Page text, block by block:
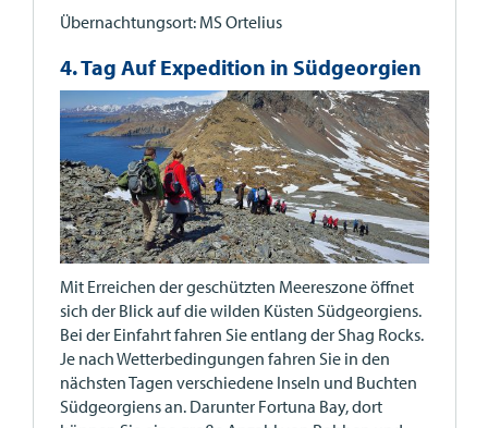
Übernachtungsort: MS Ortelius
4. Tag Auf Expedition in Südgeorgien
Mit Erreichen der geschützten Meereszone öffnet
sich der Blick auf die wilden Küsten Südgeorgiens.
Bei der Einfahrt fahren Sie entlang der Shag Rocks.
Je nach Wetterbedingungen fahren Sie in den
nächsten Tagen verschiedene Inseln und Buchten
Südgeorgiens an. Darunter Fortuna Bay, dort